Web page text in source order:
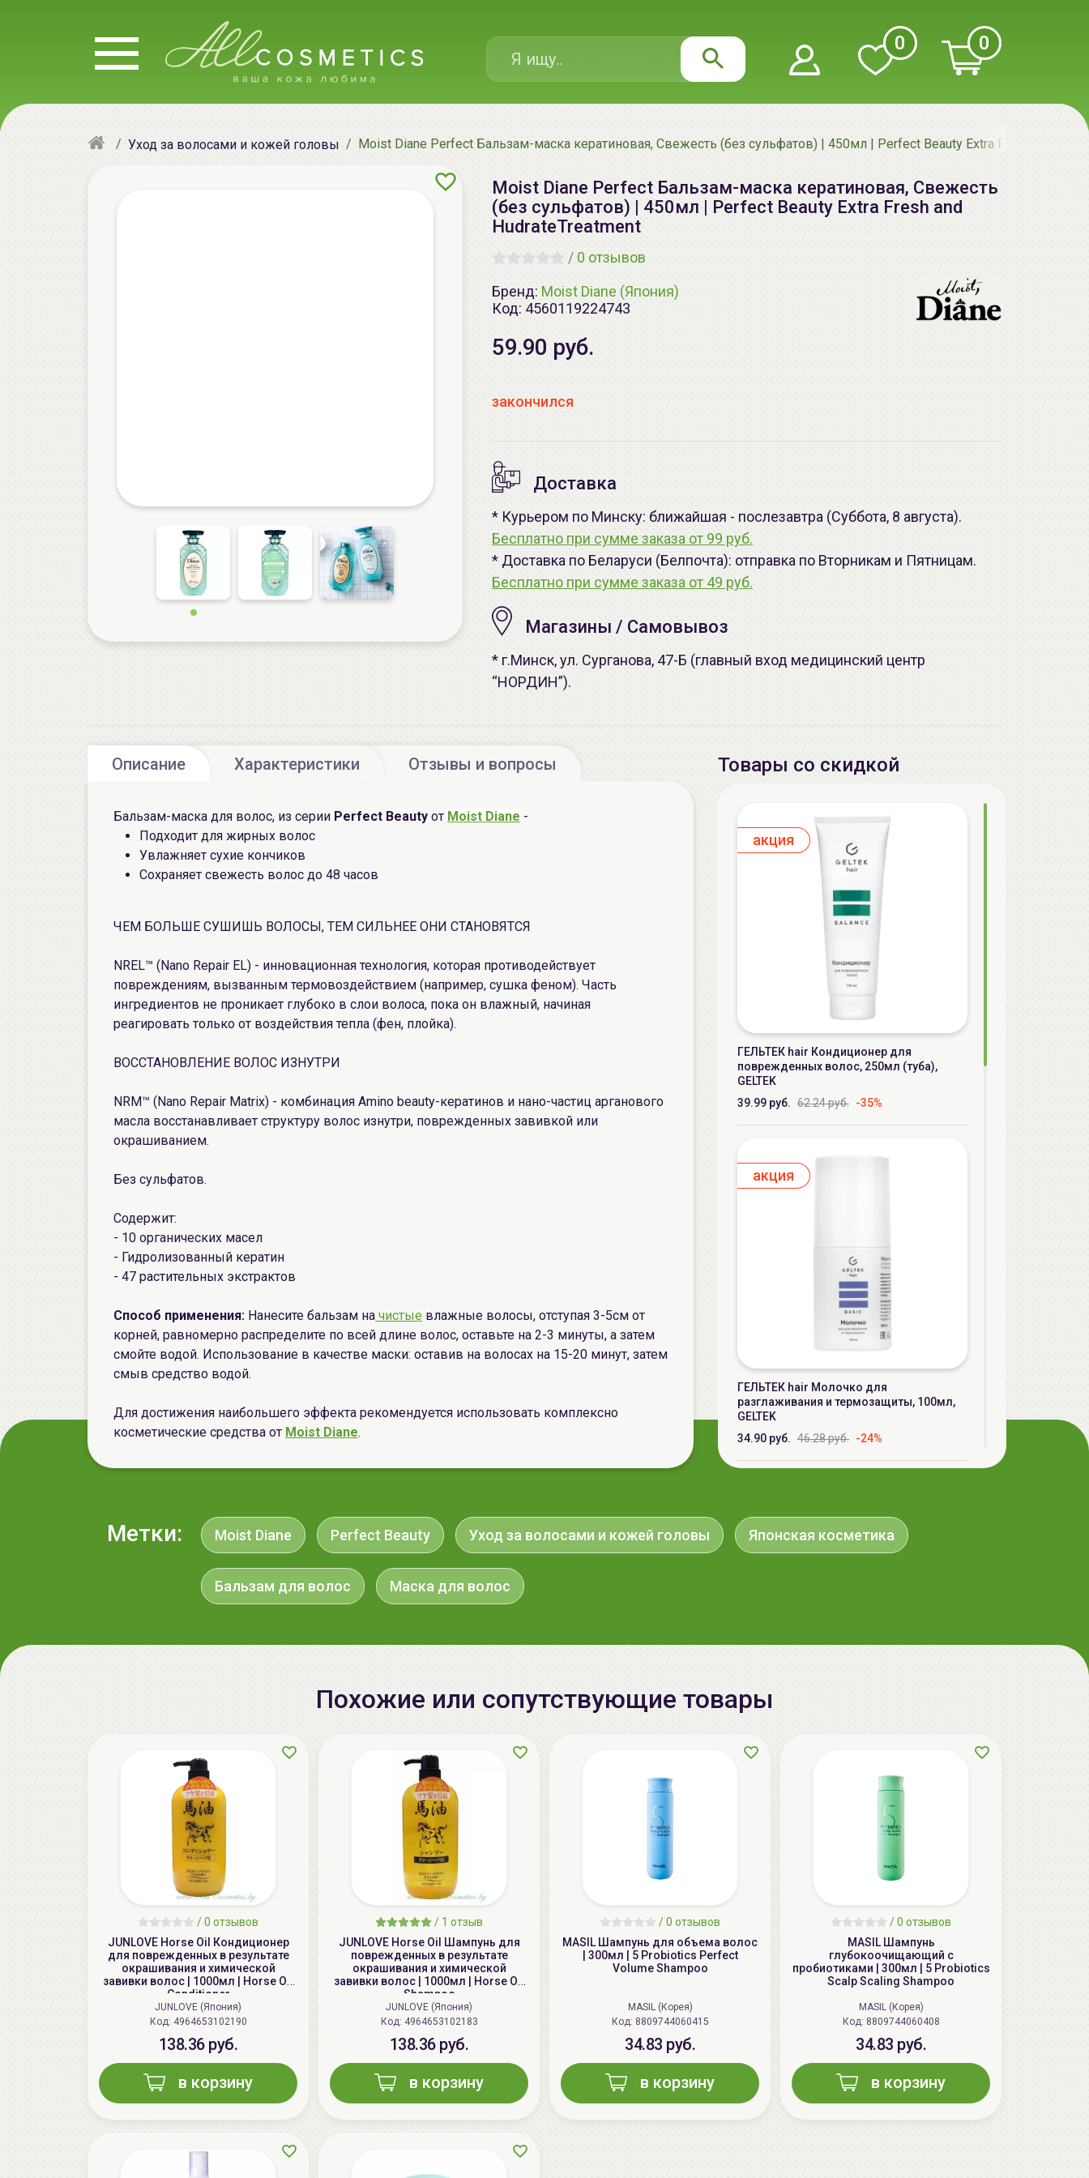
0 0
Уход за волосами и кожей головы Moist Diane Perfect Бальзам-маска кератиновая, Свежесть (без сульфатов) | 450мл | Perfect Beauty Extra Fresh and
Moist Diane Perfect Бальзам-маска кератиновая, Свежесть
(без сульфатов) | 450мл | Perfect Beauty Extra Fresh and
HudrateTreatment
/ 0 отзывов
Бренд: Moist Diane (Япония)
Код: 4560119224743
59.90 руб.
закончился
Доставка
* Курьером по Минску: ближайшая - послезавтра (Суббота, 8 августа).
Бесплатно при сумме заказа от 99 руб.
* Доставка по Беларуси (Белпочта): отправка по Вторникам и Пятницам.
Бесплатно при сумме заказа от 49 руб.
Магазины / Самовывоз
* г.Минск, ул. Сурганова, 47-Б (главный вход медицинский центр
“НОРДИН”).
Описание Характеристики Отзывы и вопросы
Бальзам-маска для волос, из серии Perfect Beauty от Moist Diane -
Подходит для жирных волос
Увлажняет сухие кончиков
Сохраняет свежесть волос до 48 часов
ЧЕМ БОЛЬШЕ СУШИШЬ ВОЛОСЫ, ТЕМ СИЛЬНЕЕ ОНИ СТАНОВЯТСЯ
NREL™ (Nano Repair EL) - инновационная технология, которая противодействует
повреждениям, вызванным термовоздействием (например, сушка феном). Часть
ингредиентов не проникает глубоко в слои волоса, пока он влажный, начиная
реагировать только от воздействия тепла (фен, плойка).
ВОССТАНОВЛЕНИЕ ВОЛОС ИЗНУТРИ
NRM™ (Nano Repair Matrix) - комбинация Amino beauty-кератинов и нано-частиц арганового
масла восстанавливает структуру волос изнутри, поврежденных завивкой или
окрашиванием.
Без сульфатов.
Содержит:
- 10 органических масел
- Гидролизованный кератин
- 47 растительных экстрактов
Способ применения: Нанесите бальзам на чистые влажные волосы, отступая 3-5см от
корней, равномерно распределите по всей длине волос, оставьте на 2-3 минуты, а затем
смойте водой. Использование в качестве маски: оставив на волосах на 15-20 минут, затем
смыв средство водой.
Для достижения наибольшего эффекта рекомендуется использовать комплексно
косметические средства от Moist Diane.
Товары со скидкой
aкция
ГЕЛЬТЕК hair Кондиционер для
поврежденных волос, 250мл (туба),
GELTEK
39.99 руб. 62.24 руб. -35%
aкция
ГЕЛЬТЕК hair Молочко для
разглаживания и термозащиты, 100мл,
GELTEK
34.90 руб. 46.28 руб. -24%
Cosmetics Premium Line Reconstruction
-10%
AiliCode Бальзам для волос
увлажняющий, 250мл
19.99 руб.
Метки: Moist Diane Perfect Beauty Уход за волосами и кожей головы Японская косметика
Бальзам для волос Маска для волос
Похожие или сопутствующие товары
/0 отзывов
JUNLOVE Horse Oil Кондиционер
для поврежденных в результате
окрашивания и химической
завивки волос | 1000мл | Horse Oil
Conditioner
JUNLOVE (Япония)
Код: 4964653102190
138.36 руб.
в корзину
/ 1 отзыв
JUNLOVE Horse Oil Шампунь для
поврежденных в результате
окрашивания и химической
завивки волос | 1000мл | Horse Oil
Shampoo
JUNLOVE (Япония)
Код: 4964653102183
138.36 руб.
в корзину
/0 отзывов
MASIL Шампунь для объема волос
| 300мл | 5 Probiotics Perfect
Volume Shampoo
MASIL (Корея)
Код: 8809744060415
34.83 руб.
в корзину
/0 отзывов
MASIL Шампунь
глубокоочищающий с
пробиотиками | 300мл | 5 Probiotics
Scalp Scaling Shampoo
MASIL (Корея)
Код: 8809744060408
34.83 руб.
в корзину